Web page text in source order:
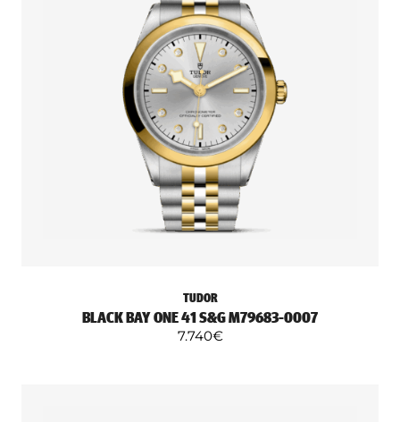
TUDOR
BLACK BAY ONE 41 S&G M79683-0007
7.740€